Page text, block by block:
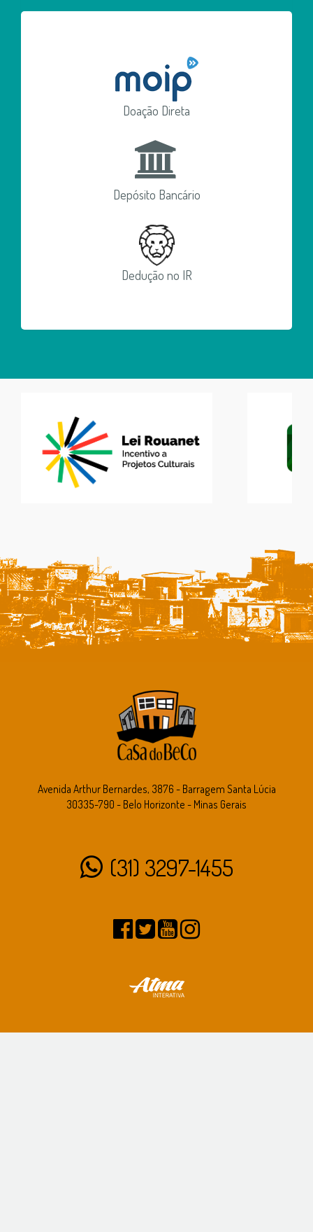
Doação Direta
Depósito Bancário
Dedução no IR
Avenida Arthur Bernardes, 3876 - Barragem Santa Lúcia
30335-790 - Belo Horizonte - Minas Gerais
(31) 3297-1455